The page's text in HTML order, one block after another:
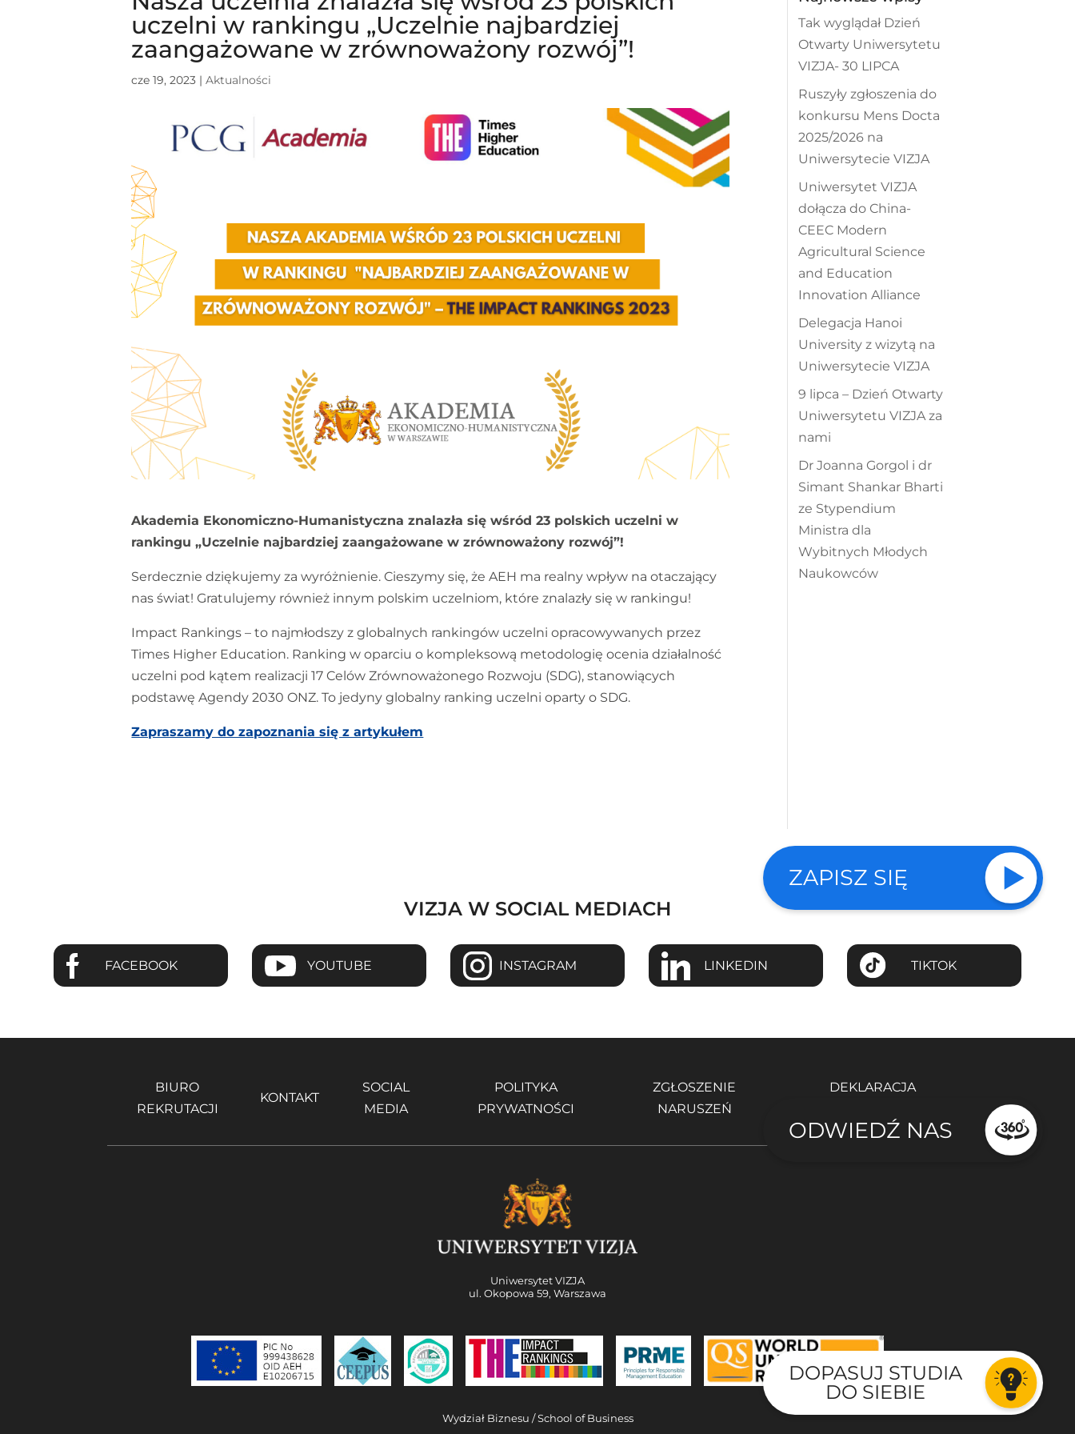
ZAPISZ SIĘ
ODWIEDŹ NAS
DOPASUJ STUDIA
DO SIEBIE
uczelni w rankingu „Uczelnie najbardziej
zaangażowane w zrównoważony rozwój”!
cze 19, 2023 |Aktualności
Akademia Ekonomiczno-Humanistyczna znalazła się wśród 23 polskich uczelni w
rankingu „Uczelnie najbardziej zaangażowane w zrównoważony rozwój”!
Serdecznie dziękujemy za wyróżnienie. Cieszymy się, że AEH ma realny wpływ na otaczający
nas świat! Gratulujemy również innym polskim uczelniom, które znalazły się w rankingu!
Impact Rankings – to najmłodszy z globalnych rankingów uczelni opracowywanych przez
Times Higher Education. Ranking w oparciu o kompleksową metodologię ocenia działalność
uczelni pod kątem realizacji 17 Celów Zrównoważonego Rozwoju (SDG), stanowiących
podstawę Agendy 2030 ONZ. To jedyny globalny ranking uczelni oparty o SDG.
Zapraszamy do zapoznania się z artykułem
Tak wyglądał Dzień
Otwarty Uniwersytetu
VIZJA- 30 LIPCA
Ruszyły zgłoszenia do
konkursu Mens Docta
2025/2026 na
Uniwersytecie VIZJA
Uniwersytet VIZJA
dołącza do China-
CEEC Modern
Agricultural Science
and Education
Innovation Alliance
Delegacja Hanoi
University z wizytą na
Uniwersytecie VIZJA
9 lipca – Dzień Otwarty
Uniwersytetu VIZJA za
nami
Dr Joanna Gorgol i dr
Simant Shankar Bharti
ze Stypendium
Ministra dla
Wybitnych Młodych
Naukowców
VIZJA W SOCIAL MEDIACH
FACEBOOK YOUTUBE INSTAGRAM LINKEDIN TIKTOK
BIURO
REKRUTACJI
KONTAKT
SOCIAL
MEDIA
POLITYKA
PRYWATNOŚCI
ZGŁOSZENIE
NARUSZEŃ
DEKLARACJA
Uniwersytet VIZJA
ul. Okopowa 59, Warszawa
Wydział Biznesu / School of Business